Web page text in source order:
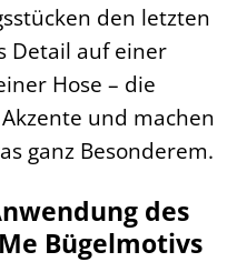
den letzten
Detail auf einer
Hose – die
und machen
ganz Besonderem.
des
Bügelmotivs